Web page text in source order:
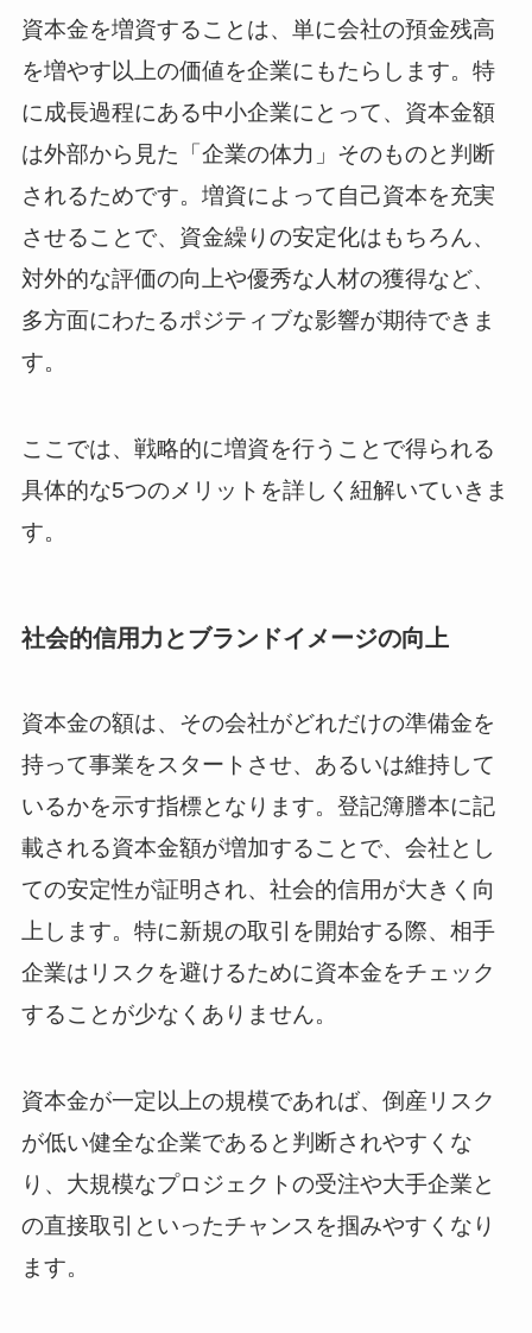
資本金を増資することは、単に会社の預金残高
を増やす以上の価値を企業にもたらします。特
に成長過程にある中小企業にとって、資本金額
は外部から見た「企業の体力」そのものと判断
されるためです。増資によって自己資本を充実
させることで、資金繰りの安定化はもちろん、
対外的な評価の向上や優秀な人材の獲得など、
多方面にわたるポジティブな影響が期待できま
す。
ここでは、戦略的に増資を行うことで得られる
具体的な5つのメリットを詳しく紐解いていきま
す。
社会的信用力とブランドイメージの向上
資本金の額は、その会社がどれだけの準備金を
持って事業をスタートさせ、あるいは維持して
いるかを示す指標となります。登記簿謄本に記
載される資本金額が増加することで、会社とし
ての安定性が証明され、社会的信用が大きく向
上します。特に新規の取引を開始する際、相手
企業はリスクを避けるために資本金をチェック
することが少なくありません。
資本金が一定以上の規模であれば、倒産リスク
が低い健全な企業であると判断されやすくな
り、大規模なプロジェクトの受注や大手企業と
の直接取引といったチャンスを掴みやすくなり
ます。